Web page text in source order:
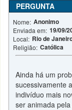
PERGUNTA
Nome: Anonimo
Enviada em: 19/09/
Local: Rio de
Religião: Católica
Ainda há um
sucessivamente
indivíduo mais
ser animada